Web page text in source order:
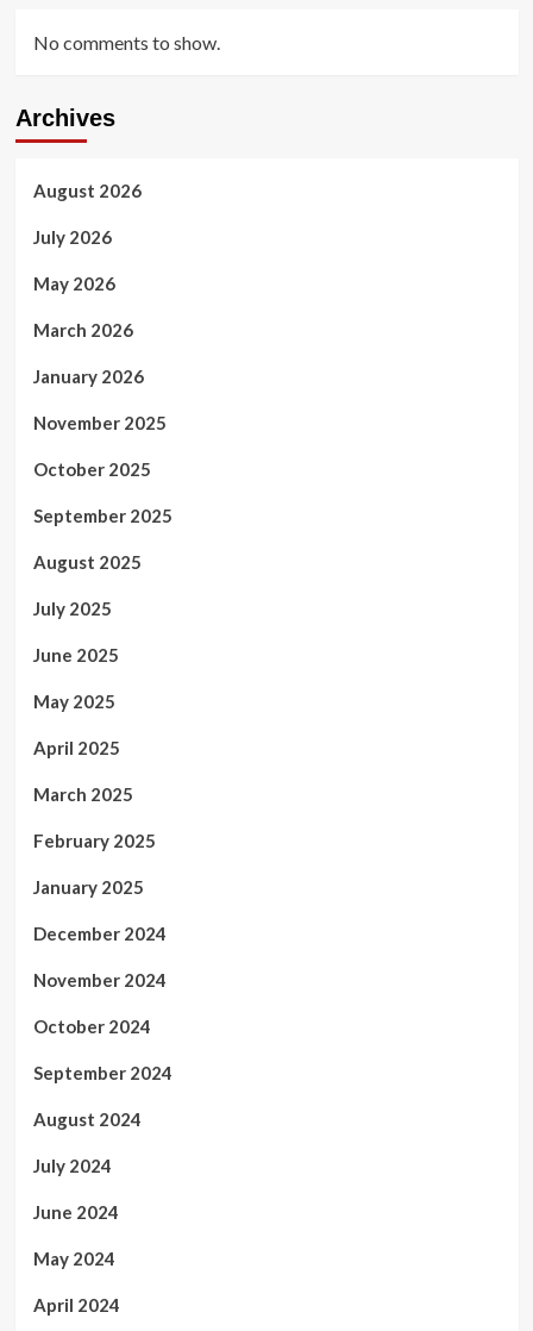
No comments to show.
Archives
August 2026
July 2026
May 2026
March 2026
January 2026
November 2025
October 2025
September 2025
August 2025
July 2025
June 2025
May 2025
April 2025
March 2025
February 2025
January 2025
December 2024
November 2024
October 2024
September 2024
August 2024
July 2024
June 2024
May 2024
April 2024